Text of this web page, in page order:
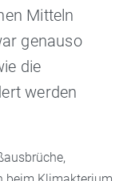
Mitteln
genauso
die
werden